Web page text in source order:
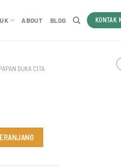
ABOUT BLOG KONTAK
DUKA CITA